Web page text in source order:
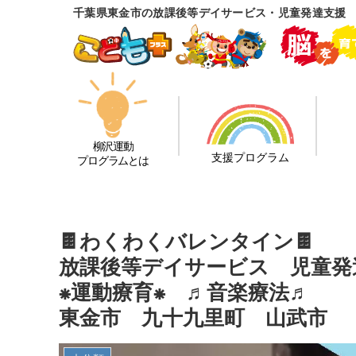
千葉県東金市の放課後等デイサービス・児童発達支
柳沢運動
プログラムとは
支援プログラム
🍫わくわくバレンタイン🍫
放課後等デイサービス 児童発
⁕運動療育⁕ ♬音楽療法♬
東金市 九十九里町 山武市